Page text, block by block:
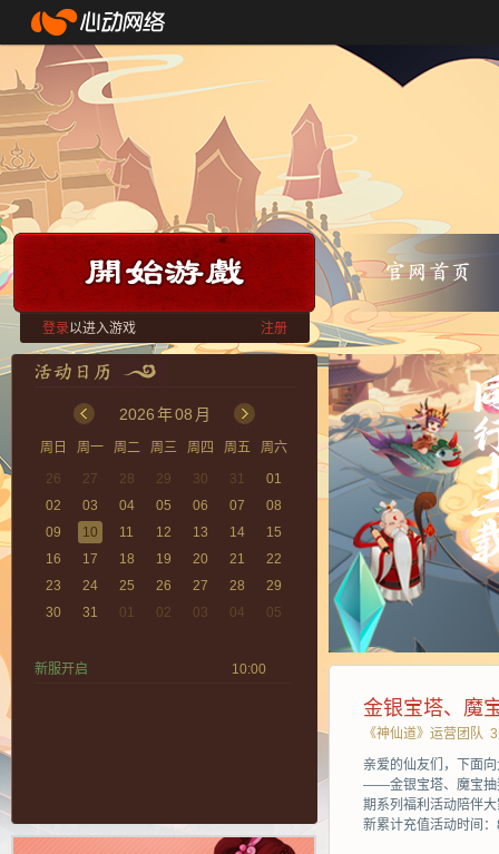
登录以进入游戏 注册
2026年08 月
周日 周一 周二 周三 周四 周五
周六
26
27 28 29 30 31
01
02
03 04 05 06 07
08
09
10 11 12 13 14
15
16
17 18 19 20 21
22
23
24 25 26 27 28
29
30
31 01 02 03 04 05
新服开启 10:00
金银宝塔、魔
《神仙道》运营团队
亲爱的仙友们，下面
——金银宝塔、魔宝抽
期系列福利活动陪伴
新累计充值活动时间